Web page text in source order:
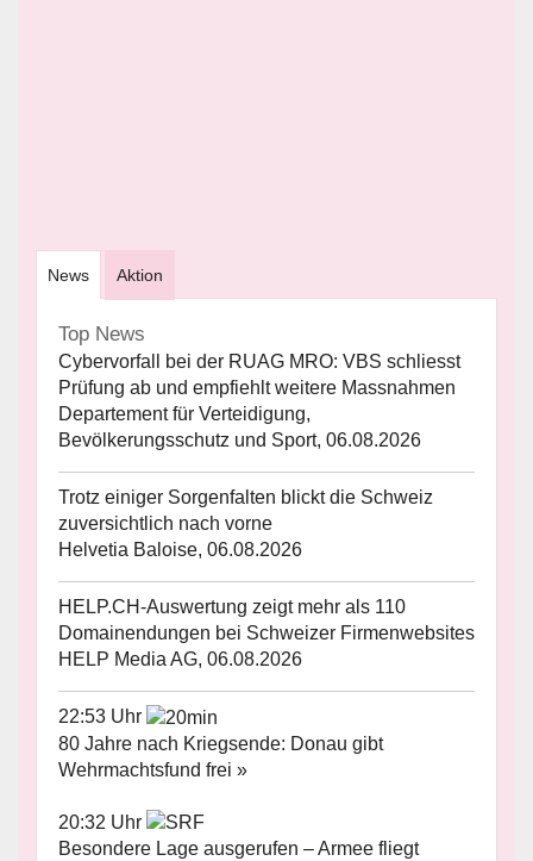
News Aktion
Top News
Cybervorfall bei der RUAG MRO: VBS schliesst
Prüfung ab und empfiehlt weitere Massnahmen
Departement für Verteidigung,
Bevölkerungsschutz und Sport, 06.08.2026
Trotz einiger Sorgenfalten blickt die Schweiz
zuversichtlich nach vorne
Helvetia Baloise, 06.08.2026
HELP.CH-Auswertung zeigt mehr als 110
Domainendungen bei Schweizer Firmenwebsites
HELP Media AG, 06.08.2026
22:53 Uhr
80 Jahre nach Kriegsende: Donau gibt
Wehrmachtsfund frei »
20:32 Uhr
Besondere Lage ausgerufen – Armee fliegt